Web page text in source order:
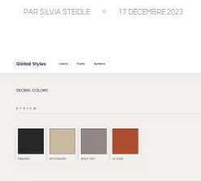
PAR SILVIA STEIDLE 17 DÉCEMBRE 2023